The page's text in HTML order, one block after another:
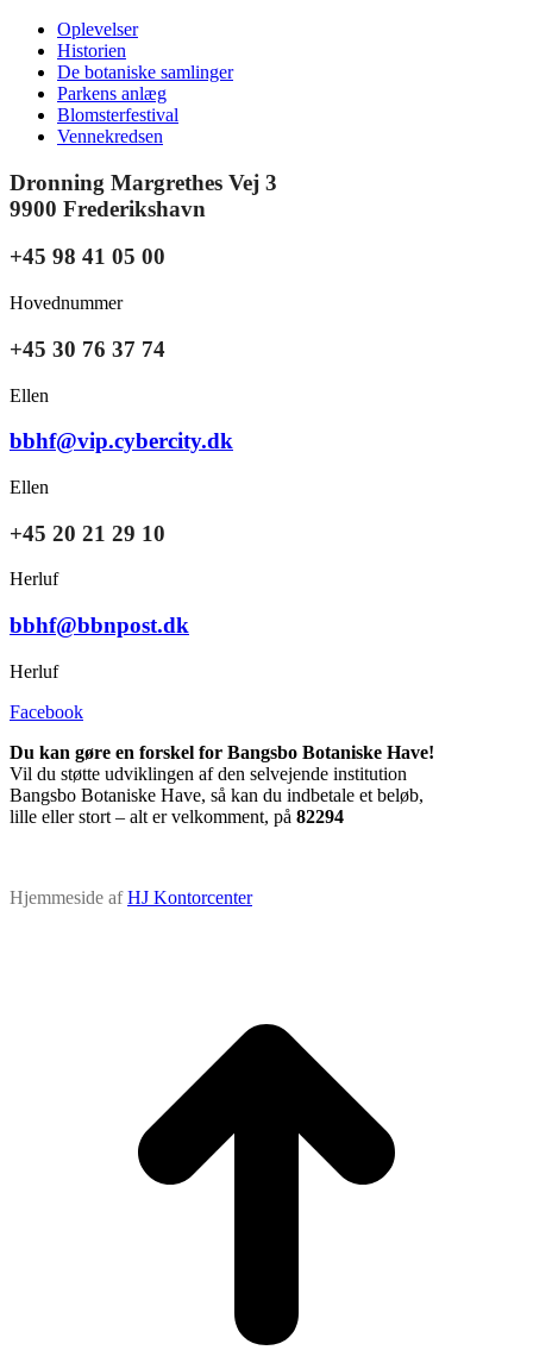
Oplevelser
Historien
De botaniske samlinger
Parkens anlæg
Blomsterfestival
Vennekredsen
Dronning Margrethes Vej 3
9900 Frederikshavn
+45 98 41 05 00
Hovednummer
+45 30 76 37 74
Ellen
bbhf@vip.cybercity.dk
Ellen
+45 20 21 29 10
Herluf
bbhf@bbnpost.dk
Herluf
Facebook
Du kan gøre en forskel for Bangsbo Botaniske Have!
Vil du støtte udviklingen af den selvejende institution
Bangsbo Botaniske Have, så kan du indbetale et beløb,
lille eller stort – alt er velkomment, på 82294
Hjemmeside afHJ Kontorcenter